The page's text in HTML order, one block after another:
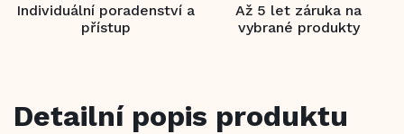
Individuální poradenství a
přístup
Až 5 let záruka na
vybrané produkty
Detailní popis produktu